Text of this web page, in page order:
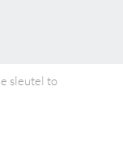
sleutel to